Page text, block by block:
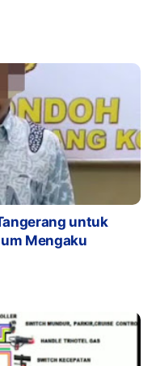
untuk
Mengaku